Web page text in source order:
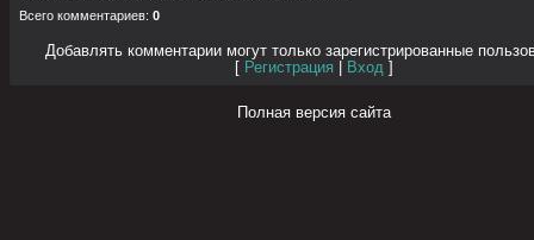
Всего комментариев: 0
Добавлять комментарии могут только зарегистрированные
[ Регистрация Вход ]
Полная версия сайта